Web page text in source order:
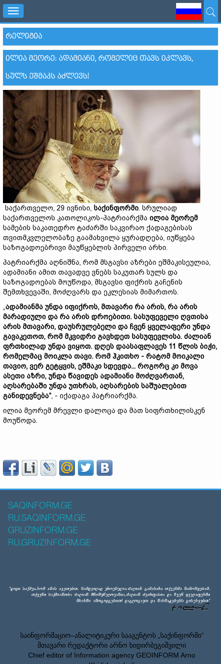
Toggle
navigation
ᲠᲔᲚᲘᲒᲘᲐ
ᲘᲚᲘᲐ ᲛᲔᲝᲠᲔ: ᲐᲓᲐᲛᲘᲐᲜᲘ, ᲠᲝᲛᲔᲚᲘᲪ ᲗᲐᲕᲡ ᲘᲙᲚᲐᲕᲡ,
ᲡᲣᲚᲡ ᲔᲨᲛᲐᲙᲡ ᲐᲫᲚᲔᲕᲡ!
საქართველო, 29 ივნისი, საქინფორმი. სრულიად
საქართველოს კათოლიკოს-პატრიარქმა ილია მეორემ
სამების საკათედრო ტაძარში საკვირაო ქადაგებისას
თვითმკვლელობაზე გაამახვილა ყურადღება, იუწყება
საზოგადოებრივი მაუწყებლის პირველი არხი.
პატრიარქმა აღნიშნა, რომ მსგავსი აზრები ეშმაკისეულია,
ადამიანი ამით თავადვე ვნებს საკუთარ სულს და
საზოგადოებას მოუწოდა, მსგავსი ფიქრის გაჩენის
შემთხვევაში, მოძღვარს და ეკლესიას მიმართოს.
„ადამიანმა უნდა იფიქროს, მთავარი რა არის, რა არის
მარადიული და რა არის დროებითი. სასუფეველი ღვთისა
არის მთავარი, დაუსრულებელი და ჩვენ ყველაფერი უნდა
გავაკეთოთ, რომ მკვიდრი გავხდეთ სასუფევლისა. ძალიან
ფრთხილად უნდა ვიყოთ. დღეს დაასაფლავეს 11 წლის ბიჭი,
რომელმაც მოიკლა თავი. რომ ჰკითხო - რატომ მოიკალი
თავიო, ვერ გეტყვის, ეშმაკი სდევდა... როგორც კი მოვა
ასეთი აზრი, უნდა წავიდეს ადამიანი მოძღვართან,
აღსარებაში უნდა უთხრას, აღსარების საშუალებით
განიდევნება“, - იქადაგა პატრიარქმა.
ილია მეორემ მრევლი დალოცა და მათ სიფრთხილისკენ
მოუწოდა.
SAQINFORM.GE
RU.SAQINFORM.GE
GRUZINFORM.GE
RU.GRUZINFORM.GE
საინფორმაციო–ანალიტიკური სააგენტოს „საქინფორმი”
მთავარი რედაქტორი არნო ხიდირბეგიშვილი
Chief editor of Information agency GEOINFORM Arno